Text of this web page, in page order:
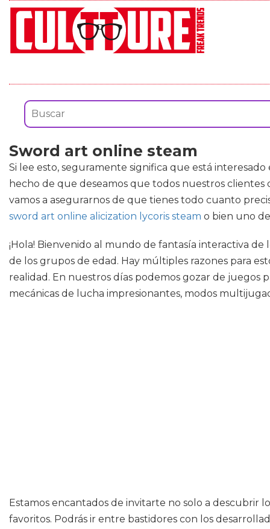
Sword art online steam
Si lee esto, seguramente significa que está
hecho de que deseamos que todos nuestros
vamos a asegurarnos de que tienes todo cuanto
sword art online alicization lycoris steam o bien uno
¡Hola! Bienvenido al mundo de fantasía interactiva
de los grupos de edad. Hay múltiples razones para
realidad. En nuestros días podemos gozar de juegos
mecánicas de lucha impresionantes, modos
Estamos encantados de invitarte no solo a descubrir
favoritos. Podrás ir entre bastidores con los